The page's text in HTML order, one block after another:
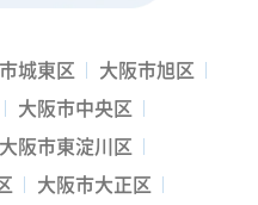
城東区
大阪市旭区
大阪市中央区
大阪市東淀川区
大阪市大正区